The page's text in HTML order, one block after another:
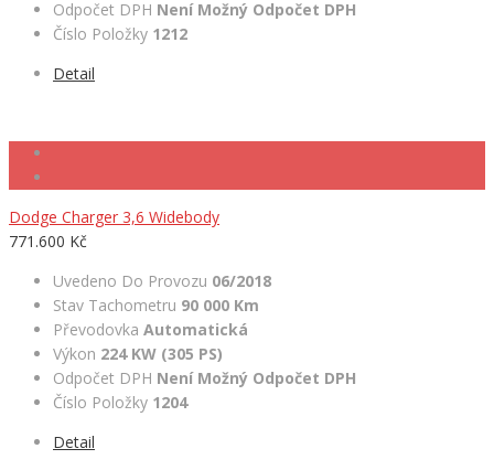
Odpočet DPH Není Možný Odpočet DPH
Číslo Položky 1212
Detail
Dodge Charger 3,6 Widebody
771.600 Kč
Uvedeno Do Provozu 06/2018
Stav Tachometru 90 000 Km
Převodovka Automatická
Výkon 224 KW (305 PS)
Odpočet DPH Není Možný Odpočet DPH
Číslo Položky 1204
Detail